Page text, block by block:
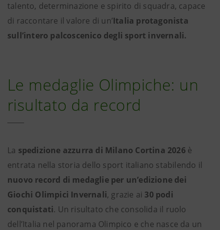
talento, determinazione e spirito di squadra, capace
di raccontare il valore di un’Italia protagonista
sull’intero palcoscenico degli sport invernali.
Le medaglie Olimpiche: un
risultato da record
La spedizione azzurra di Milano Cortina 2026è
entrata nella storia dello sport italiano stabilendo il
nuovo record di medaglie per un’edizione dei
Giochi Olimpici Invernali, grazie ai 30 podi
conquistati. Un risultato che consolida il ruolo
dell’Italia nel panorama Olimpico e che nasce da un